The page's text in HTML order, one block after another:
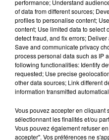
lui permettra pas
amoindri, il
En
R1 Caen :
R3 Chantilly :
FIL D'ACTUS
performance; Understand
of data from different sources;
profiles to personalise content;
content; Use limited data to select
detect fraud, and fix errors;
Save and communicate privacy
process personal data such as IP
following functionalities: Identify
requested; Use precise
other data sources; Link different
information transmitted
Vous pouvez accepter en cliquant
sélectionnant les finalités et/ou
Vous pouvez également refuser
accepter". Vos préférences ne